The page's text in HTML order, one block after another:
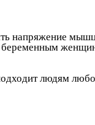
напряжение
людям